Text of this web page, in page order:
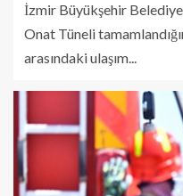
İzmir Büyükşehir
Onat Tüneli
arasındaki ulaşım...